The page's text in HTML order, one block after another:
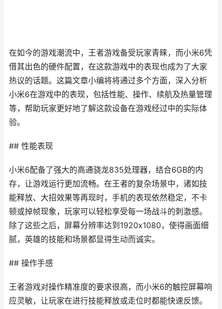
在如今的游戏潮流中，王者游戏备受玩家青睐，而小米6凭
借其出色的硬件配置，在这款游戏中的表现也成为了大家
热议的话题。这篇文章小编将将通过多个方面，深入分析
小米6在游戏中的表现，包括性能、操作、续航及热量管理
等，帮助玩家更好地了解这款设备在游戏经过中的实际体
验。
## 性能表现
小米6配备了强大的高通骁龙835处理器，结合6GB的内
存，让游戏运行更加流畅。在王者的复杂场景中，诸如技
能释放、大招效果等再现时，手机的表现依然稳定，不卡
顿或掉帧现象，玩家可以轻松享受每一场战斗的刺激感。
除了这些之后，屏幕分辨率达到1920x1080，使得画面细
腻，英雄的技能和场景都显得生动而诚实。
## 操作手感
王者游戏对操作精准度的要求很高，而小米6的触控屏幕响
应灵敏，让玩家在进行技能释放或走位时都能快速反馈。